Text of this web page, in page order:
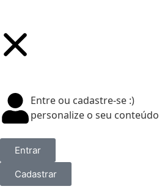
Entre ou cadastre-se :)
personalize o seu conteúdo
Entrar
Cadastrar